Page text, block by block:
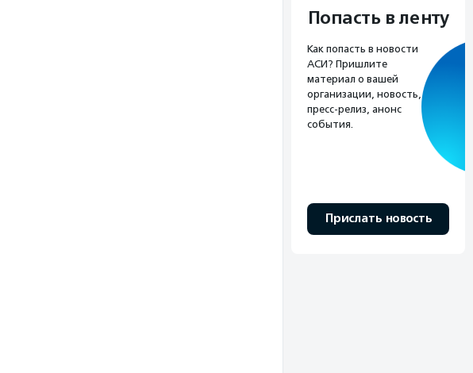
Попасть в ленту
Как попасть в новости
АСИ? Пришлите
материал о вашей
организации, новость,
пресс-релиз, анонс
события.
Прислать новость